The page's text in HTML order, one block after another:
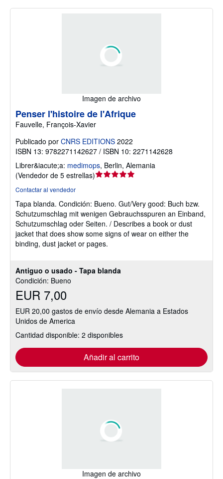
Imagen de archivo
Antiguo o usado - Tapa blanda
Condición: Bueno
EUR 7,00
EUR 20,00 gastos de envío desde Alemania a Estados
Unidos de America
Cantidad disponible: 2 disponibles
Añadir al carrito
Penser l'histoire de l'Afrique
Fauvelle, François-Xavier
Publicado por CNRS EDITIONS 2022
ISBN 13: 9782271142627 / ISBN 10: 2271142628
Librer&iacute;a: medimops, Berlin, Alemania
(Vendedor de 5 estrellas)Calificación
5
de
5
estrellas
Contactar al vendedor
Tapa blanda. Condición: Bueno. Gut/Very good: Buch bzw.
Schutzumschlag mit wenigen Gebrauchsspuren an Einband,
Schutzumschlag oder Seiten. / Describes a book or dust
jacket that does show some signs of wear on either the
binding, dust jacket or pages.
Imagen de archivo